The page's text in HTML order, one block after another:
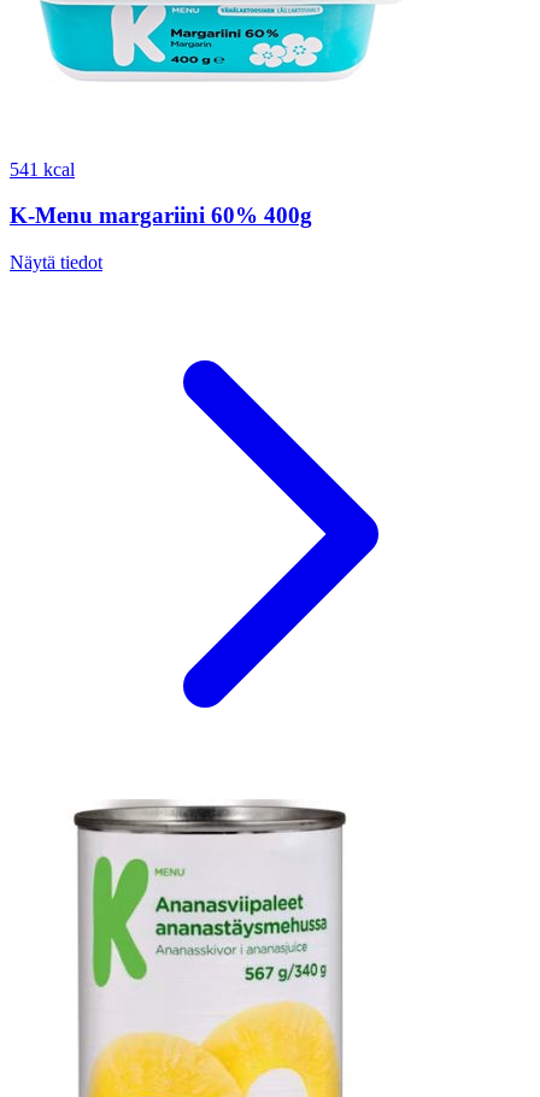
541 kcal
K-Menu margariini 60% 400g
Näytä tiedot